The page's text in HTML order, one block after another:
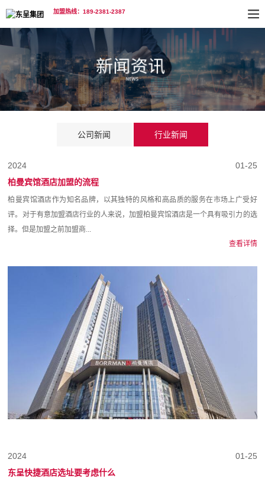
加盟热线：189-2381-2387
公司新闻 行业新闻
01-25
2024
柏曼宾馆酒店加盟的流程
柏曼宾馆酒店作为知名品牌，以其独特的风格和高品质的服务在市场上广受好
评。对于有意加盟酒店行业的人来说，加盟柏曼宾馆酒店是一个具有吸引力的选
择。但是加盟之前加盟商...
查看详情
01-25
2024
东呈快捷酒店选址要考虑什么